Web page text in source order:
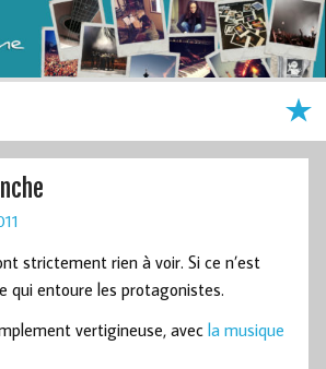
strictement rien à voir. Si ce n’est
qui entoure les protagonistes.
vertigineuse, avec la musique